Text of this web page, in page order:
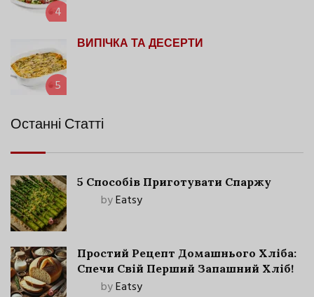
4
5
ВИПІЧКА ТА ДЕСЕРТИ
Останні Статті
5 Способів Приготувати Спаржу
byEatsy
Простий Рецепт Домашнього Хліба:
Спечи Свій Перший Запашний Хліб!
byEatsy